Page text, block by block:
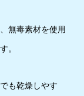
無毒素材を使用
。
も乾燥しやす